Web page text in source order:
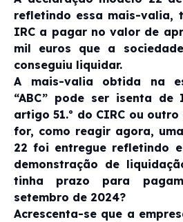
refletindo essa mais-valia,
IRC a pagar no valor de
mil euros que a
conseguiu liquidar.
A mais-valia obtida na
“ABC” pode ser isenta
artigo 51.º do CIRC ou
for, como reagir agora,
22 foi entregue refletindo
demonstração de
tinha prazo para
setembro de 2024?
Acrescenta-se que a